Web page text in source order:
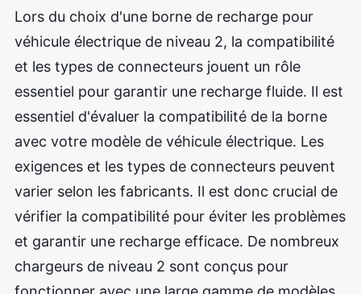
Lors du choix d'une borne de recharge pour
véhicule électrique de niveau 2, la compatibilité
et les types de connecteurs jouent un rôle
essentiel pour garantir une recharge fluide. Il est
essentiel d'évaluer la compatibilité de la borne
avec votre modèle de véhicule électrique. Les
exigences et les types de connecteurs peuvent
varier selon les fabricants. Il est donc crucial de
vérifier la compatibilité pour éviter les problèmes
et garantir une recharge efficace. De nombreux
chargeurs de niveau 2 sont conçus pour